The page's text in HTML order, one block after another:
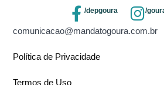
/depgoura /
comunicacao@mandatogoura.com.br
Política de Privacidade
Termos de Uso